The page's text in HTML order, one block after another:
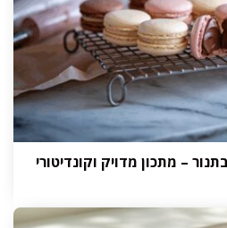
– מתכון מדויק וקונדיטורי